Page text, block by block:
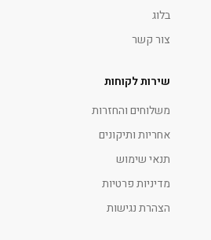
בלוג
צור קשר
שירות לקוחות
משלוחים והחזרות
אחריות ותיקונים
תנאי שימוש
מדיניות פרטיות
הצהרת נגישות